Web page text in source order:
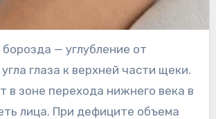
— углубление от
глаза к верхней части щеки.
в зоне перехода нижнего века в
лица. При дефиците объема